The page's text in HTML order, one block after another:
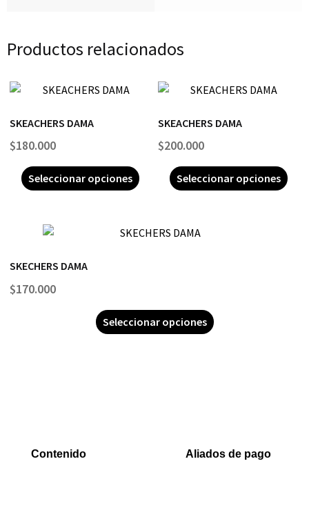
Productos relacionados
SKEACHERS DAMA
$180.000
Seleccionar opciones
SKEACHERS DAMA
$200.000
Seleccionar opciones
SKECHERS DAMA
$170.000
Seleccionar opciones
Contenido
Aliados de pago